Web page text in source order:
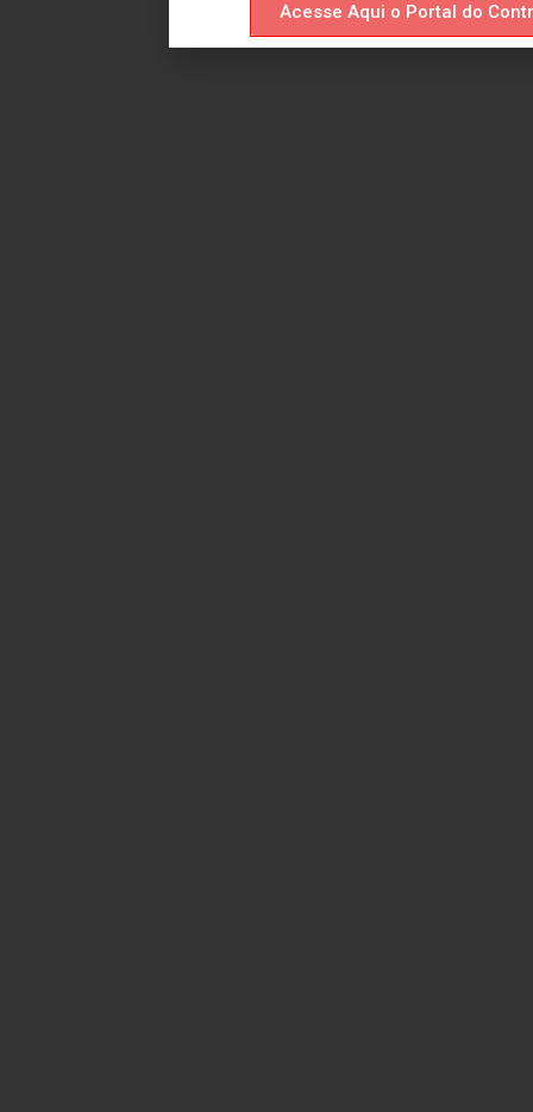
Acesse Aqui o Portal do